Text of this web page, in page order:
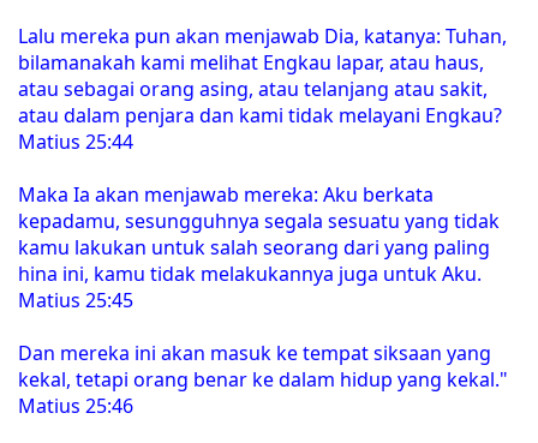
Lalu mereka pun akan menjawab Dia, katanya: Tuhan,
bilamanakah kami melihat Engkau lapar, atau haus,
atau sebagai orang asing, atau telanjang atau sakit,
atau dalam penjara dan kami tidak melayani Engkau?
Matius 25:44
Maka Ia akan menjawab mereka: Aku berkata
kepadamu, sesungguhnya segala sesuatu yang tidak
kamu lakukan untuk salah seorang dari yang paling
hina ini, kamu tidak melakukannya juga untuk Aku.
Matius 25:45
Dan mereka ini akan masuk ke tempat siksaan yang
kekal, tetapi orang benar ke dalam hidup yang kekal."
Matius 25:46